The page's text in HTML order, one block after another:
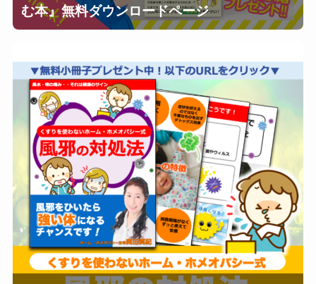
む本』無料ダウンロードページ